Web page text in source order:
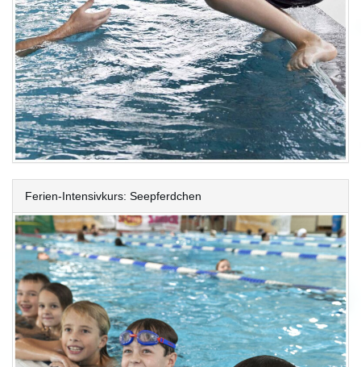
Ferien-Intensivkurs: Seepferdchen